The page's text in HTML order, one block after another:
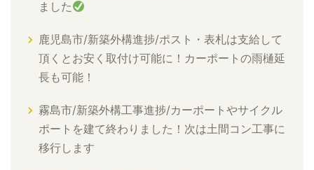
ました
鹿児島市/新築外構進捗/ポスト・表札は支給して
頂くとお安く取付け可能に！カーポートの雨樋延
長も可能！
霧島市/新築外構工事進捗/カーポートやサイクル
ポートを建て終わりました！次は土間コン工事に
移行します